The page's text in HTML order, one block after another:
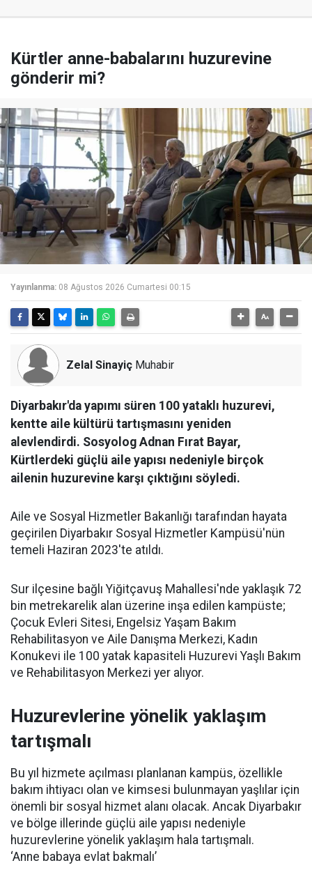
Kürtler anne-babalarını huzurevine
gönderir mi?
Yayınlanma: 08 Ağustos 2026 Cumartesi 00:15
Zelal Sinayiç Muhabir
Diyarbakır'da yapımı süren 100 yataklı huzurevi,
kentte aile kültürü tartışmasını yeniden
alevlendirdi. Sosyolog Adnan Fırat Bayar,
Kürtlerdeki güçlü aile yapısı nedeniyle birçok
ailenin huzurevine karşı çıktığını söyledi.
Aile ve Sosyal Hizmetler Bakanlığı tarafından hayata
geçirilen Diyarbakır Sosyal Hizmetler Kampüsü'nün
temeli Haziran 2023'te atıldı.
Sur ilçesine bağlı Yiğitçavuş Mahallesi'nde yaklaşık 72
bin metrekarelik alan üzerine inşa edilen kampüste;
Çocuk Evleri Sitesi, Engelsiz Yaşam Bakım
Rehabilitasyon ve Aile Danışma Merkezi, Kadın
Konukevi ile 100 yatak kapasiteli Huzurevi Yaşlı Bakım
ve Rehabilitasyon Merkezi yer alıyor.
Huzurevlerine yönelik yaklaşım
tartışmalı
Bu yıl hizmete açılması planlanan kampüs, özellikle
bakım ihtiyacı olan ve kimsesi bulunmayan yaşlılar için
önemli bir sosyal hizmet alanı olacak. Ancak Diyarbakır
ve bölge illerinde güçlü aile yapısı nedeniyle
huzurevlerine yönelik yaklaşım hala tartışmalı.
‘Anne babaya evlat bakmalı’